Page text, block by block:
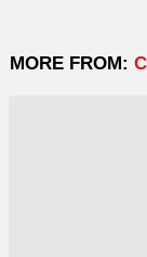
MORE FROM: